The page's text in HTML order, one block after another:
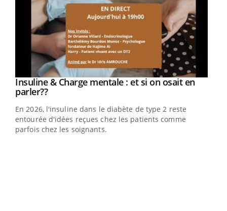
Youtube
Insuline & Charge mentale : et si on osait en
parler??Youtube
En 2026, l'insuline dans le diabète de type 2 reste
entourée d'idées reçues chez les patients comme
parfois chez les soignants.